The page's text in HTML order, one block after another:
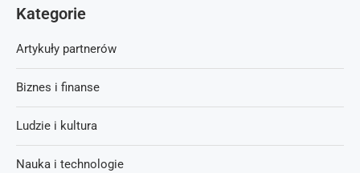
Kategorie
Artykuły partnerów
Biznes i finanse
Ludzie i kultura
Nauka i technologie